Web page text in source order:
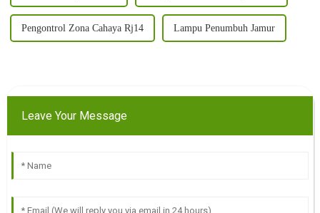
Pengontrol Zona Cahaya Rj14 Lampu Penumbuh Jamur
Leave Your Message